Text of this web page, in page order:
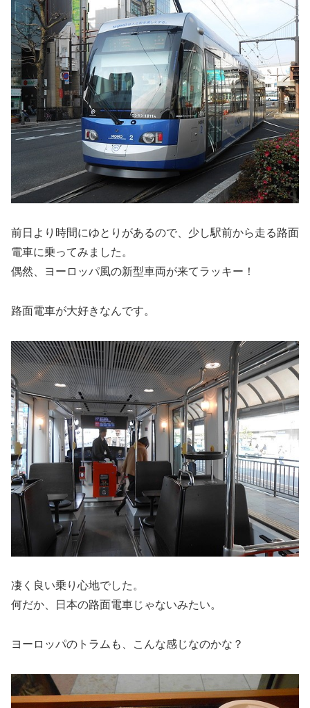
前日より時間にゆとりがあるので、少し駅前から走る路面
電車に乗ってみました。
偶然、ヨーロッパ風の新型車両が来てラッキー！
路面電車が大好きなんです。
凄く良い乗り心地でした。
何だか、日本の路面電車じゃないみたい。
ヨーロッパのトラムも、こんな感じなのかな？